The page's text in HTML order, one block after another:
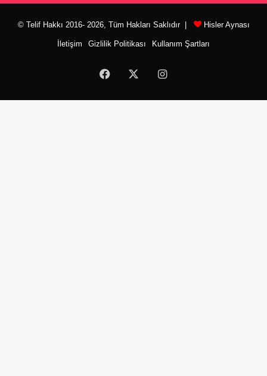
© Telif Hakkı 2016- 2026, Tüm Hakları Saklıdır | Hisler Aynası
İletişim Gizlilik Politikası Kullanım Şartları
Facebook Instagram